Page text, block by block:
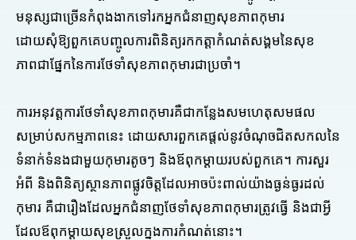
មនុស្សជាច្រើនកំពុងងាកទៅរកអ្នកជំនាញសុខភាពកុមារ
ដោយសុំឱ្យពួកគេបញ្ចូលការពិនិត្យរកកត្តាកំណត់សង្គមនៃសុខ
ភាពជាផ្នែកនៃការថែទាំសុខភាពកុមារជាប្រចាំ។
ការអនុវត្តការថែទាំសុខភាពកុមារគឺជាកន្លែងសមហេតុសមផល
សម្រាប់សកម្មភាពនេះ ដោយសារពួកគេផ្តល់នូវចំណុចជិតសកលនៃ
ទំនាក់ទំនងជាមួយកុមារតូចៗ និងឪពុកម្តាយរបស់ពួកគេ។ ការសួរ
អំពី និងពិនិត្យស្ថានភាពផ្លូវចិត្តដែលអាចប៉ះពាល់យ៉ាងធ្ងន់ធ្ងរដល់
កុមារ គឺជារឿងដែលអ្នកជំនាញថែទាំសុខភាពកុមារត្រូវធ្វើ និងជាអ្វី
ដែលឪពុកម្តាយសុខស្រួលក្នុងការកំណត់នោះ។